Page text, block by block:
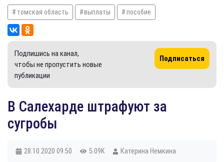
томская область выплаты пособие
Подпишись на канал,
чтобы не пропустить новые
публикации
Подписаться
​В Салехарде штрафуют за
сугробы
28.10.2020 09:50 5.09K Катерина Немкина